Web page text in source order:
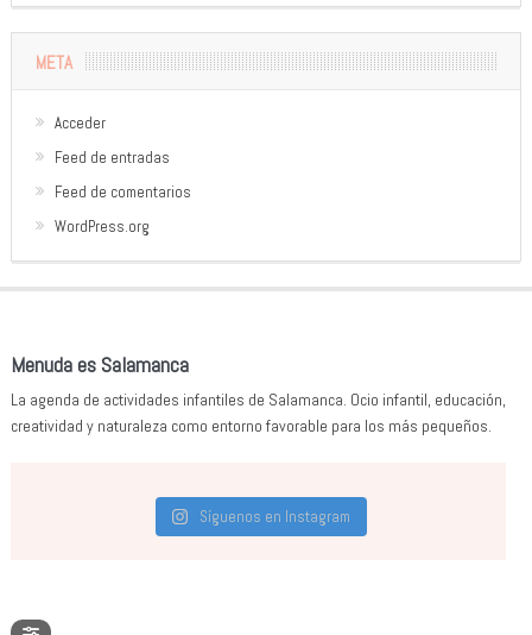
META
Acceder
Feed de entradas
Feed de comentarios
WordPress.org
Menuda es Salamanca
La agenda de actividades infantiles de Salamanca. Ocio infantil, educación,
creatividad y naturaleza como entorno favorable para los más pequeños.
Síguenos en Instagram